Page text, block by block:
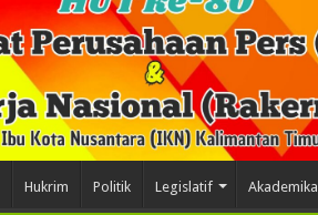
Hukrim Politik Legislatif Akademika